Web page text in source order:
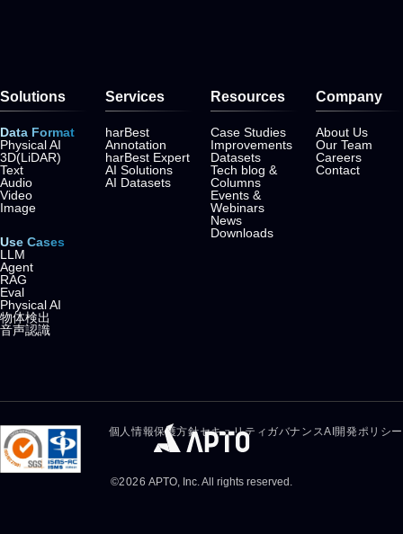
Solutions
Data Format
Physical AI
3D(LiDAR)
Text
Audio
Video
Image
Use Cases
LLM
Agent
RAG
Eval
Physical AI
物体検出
音声認識
Services
harBest
Annotation
harBest Expert
AI Solutions
AI Datasets
Resources
Case Studies
Improvements
Datasets
Tech blog &
Columns
Events &
Webinars
News
Downloads
Company
About Us
Our Team
Careers
Contact
個人情報保護方針セキュリティガバナンスAI開発ポリシー
©2026 APTO, Inc. All rights reserved.